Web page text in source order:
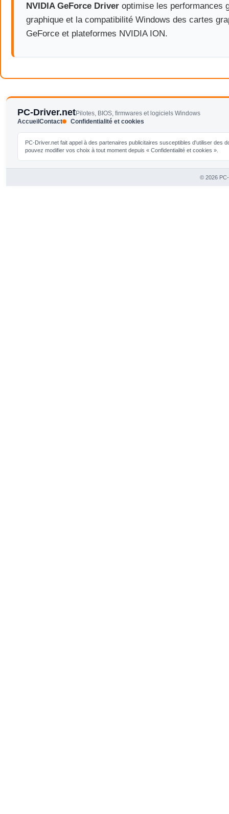
NVIDIA GeForce Driver optimise les performances
graphique et la compatibilité Windows des cartes
GeForce et plateformes NVIDIA ION.
PC-Driver.netPilotes, BIOS, firmwares et logiciels Windows
Accueil Contact Confidentialité et cookies
PC-Driver.net fait appel à des partenaires publicitaires susceptibles d'utiliser
pouvez modifier vos choix à tout moment depuis « Confidentialité et cookies ».
© 2026